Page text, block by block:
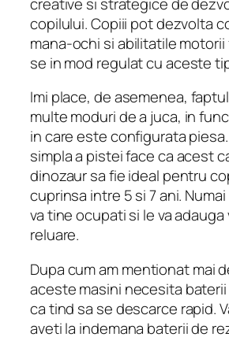
copilului. Copiii pot dezvolta
mana-ochi si abilitatile
se in mod regulat cu aceste
Imi place, de asemenea,
multe moduri de a juca, in
in care este configurata
simpla a pistei face ca acest
dinozaur sa fie ideal pentru
cuprinsa intre 5 si 7 ani.
va tine ocupati si le va adauga
reluare.
Dupa cum am mentionat mai
aceste masini necesita
ca tind sa se descarce rapid.
aveti la indemana baterii de